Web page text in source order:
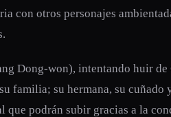
con otros personajes
Dong-won), intentando huir de
familia; su hermana, su cuñado
que podrán subir gracias a la